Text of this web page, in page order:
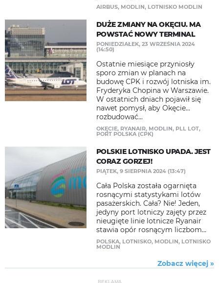
AIRBUS, MODLIN, LOTNISKO MODLIN
DUŻE ZMIANY NA OKĘCIU. MA
POWSTAĆ NOWY TERMINAL
PONIEDZIAŁEK, 23 WRZEŚNIA 2024
(14:50)
Ostatnie miesiące przyniosły
sporo zmian w planach na
budowę CPK i rozwój lotniska im.
Fryderyka Chopina w Warszawie.
W ostatnich dniach pojawił się
nawet pomysł, aby Okęcie...
rozbudować...
OKĘCIE, RYANAIR, MODLIN, PLL LOT,
PORT POLSKA (CPK)
POLSKIE LOTNISKO UPADA. JEST
CORAZ GORZEJ!
PIĄTEK, 9 SIERPNIA 2024 (13:47)
Cała Polska została ogarnięta
rosnącymi statystykami lotów
pasażerskich. Cała? Nie! Jeden,
jedyny port lotniczy zajęty przez
nieugięte linie lotnicze Ryanair
stawia opór rosnącym liczbom...
POLSKA, LOTNISKO, MODLIN, LOTNISKO
MODLIN
Zobacz więcej »
REKLAMA